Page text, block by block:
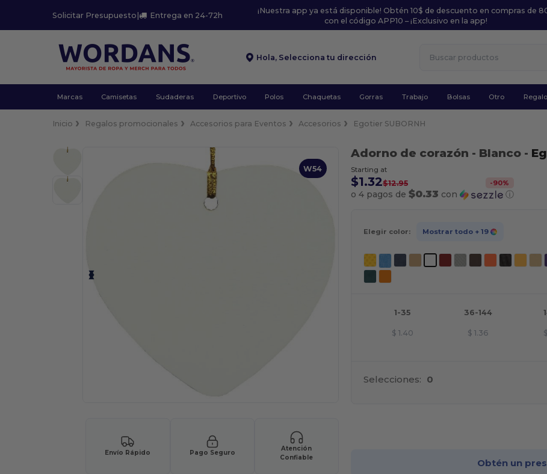
Solicitar Presupuesto | Entrega en 24-72h
¡Nuestra app ya está disponible! Obtén 10$ de descuento en compras de
con el código APP10 – ¡Exclusivo en la app!
Hola, Selecciona tu dirección
Marcas Camisetas Sudaderas Deportivo Polos Chaquetas Gorras Trabajo Bolsas Otro
Inicio Regalos promocionales Accesorios para Eventos Accesorios Egotier SUBORNH
W54
Envío Rápido Pago Seguro
Atención
Confiable
Adorno de corazón - Blanco-
Starting at
$1.32$12.95 -90%
o 4 pagos de $0.33 con ⓘ
Elegir color: Mostrar todo + 19
1-35 36-144
$ 1.40 $ 1.36 $
Selecciones: 0
Obtén un